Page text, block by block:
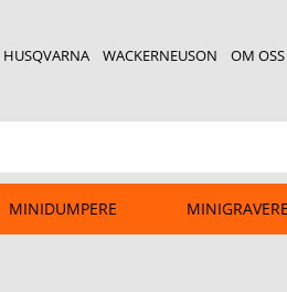
HUSQVARNA WACKERNEUSON OM OSS
MINIDUMPERE MINIGRAVERE